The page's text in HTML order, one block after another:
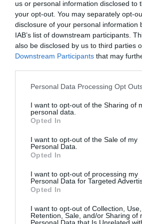
us or personal information disclosed to
your opt-out. You may separately opt-
disclosure of your personal information
IAB’s list of downstream participants.
also be disclosed by us to third parties
Downstream Participants that may
Personal Data Processing Opt
I want to opt-out of the Sharing of
personal data.
Opted In
I want to opt-out of the Sale of my
Personal Data.
Opted In
I want to opt-out of processing my
Personal Data for Targeted
Opted In
I want to opt-out of Collection, Use,
Retention, Sale, and/or Sharing of
Robert Mugabe n’est plus au pouvoir
cette action que les sbires qui profitait
pouvoir sont toujours là pour avoir une
stupides.
Comment Zimbabwe Airways peut-elle
Ethiopian, Kenya Airways et même sSAA
Emirates alors que le pays doit se
d’agonie économique. Ce n’est pas des
Ce mensonge est stupide puisque
que c’est une compagnie d’état donc
facilement saisies!
LAISSER UN
FAIRE UN